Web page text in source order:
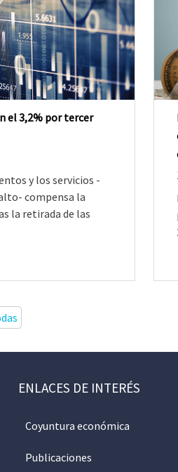
el 3,2% por tercer
y los servicios -
compensa la
la retirada de las
ENLACES DE INTERÉS
Coyuntura económica
Publicaciones